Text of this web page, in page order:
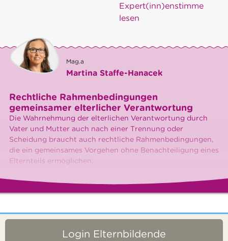
Expert(inn)enstimme
lesen
Mag.a
Martina Staffe-Hanacek
Rechtliche Rahmenbedingungen
gemeinsamer elterlicher Verantwortung
Die Wahrnehmung der elterlichen Verantwortung durch
Vater und Mutter auch nach einer Trennung oder
Scheidung braucht auch rechtliche Rahmenbedingungen,
die ein gemeinsames Vorgehen ohne Benachteiligung eines
Elternteils ermöglichen.
Login Elternbildende